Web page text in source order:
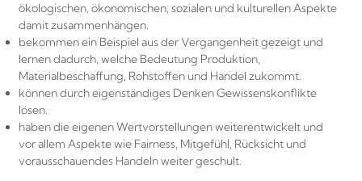
ökologischen, ökonomischen, sozialen und kulturellen Aspekte
damit zusammenhängen.
bekommen ein Beispiel aus der Vergangenheit gezeigt und
lernen dadurch, welche Bedeutung Produktion,
Materialbeschaffung, Rohstoffen und Handel zukommt.
können durch eigenständiges Denken Gewissenskonflikte
lösen.
haben die eigenen Wertvorstellungen weiterentwickelt und
vor allem Aspekte wie Fairness, Mitgefühl, Rücksicht und
vorausschauendes Handeln weiter geschult.